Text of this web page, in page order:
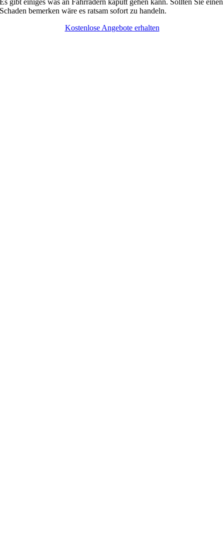
Schaden bemerken wäre es ratsam sofort zu handeln.
Kostenlose Angebote erhalten